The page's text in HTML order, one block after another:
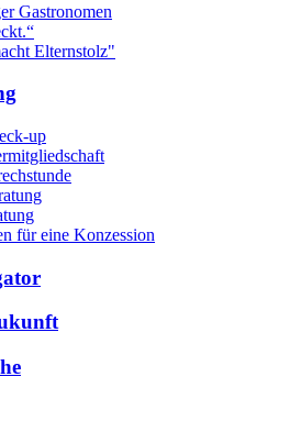
Gastronomen
Elternstolz"
up
für eine Konzession